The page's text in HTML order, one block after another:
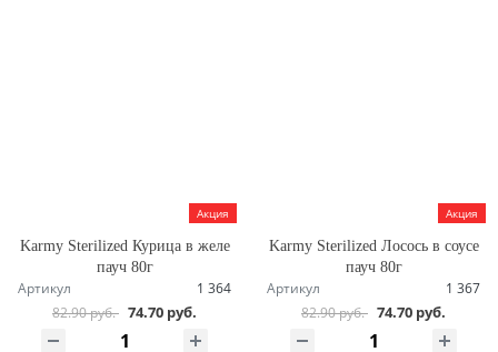
Акция
Karmy Sterilized Курица в желе
пауч 80г
Артикул
1 364
82.90 руб. 74.70 руб.
Акция
Karmy Sterilized Лосось в соусе
пауч 80г
Артикул
1 367
82.90 руб. 74.70 руб.